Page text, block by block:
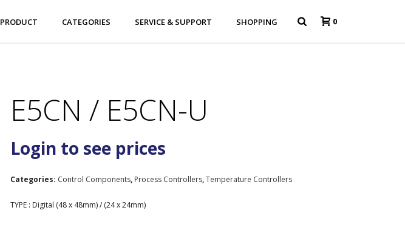
PRODUCT CATEGORIES SERVICE & SUPPORT SHOPPING 0
E5CN / E5CN-U
Login to see prices
Categories: Control Components, Process Controllers,Temperature Controllers
TYPE : Digital (48 x 48mm) / (24 x 24mm)